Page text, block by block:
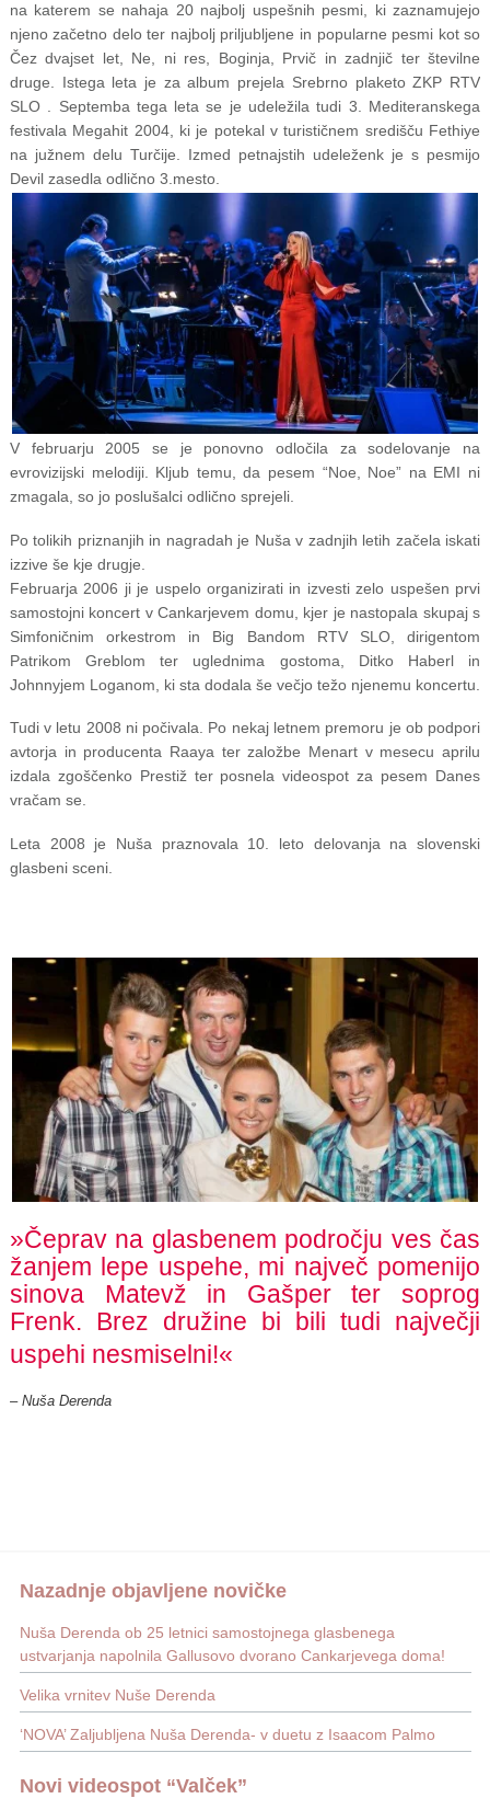
na katerem se nahaja 20 najbolj uspešnih pesmi, ki zaznamujejo
njeno začetno delo ter najbolj priljubljene in popularne pesmi kot so
Čez dvajset let, Ne, ni res, Boginja, Prvič in zadnjič ter številne
druge. Istega leta je za album prejela Srebrno plaketo ZKP RTV
SLO . Septemba tega leta se je udeležila tudi 3. Mediteranskega
festivala Megahit 2004, ki je potekal v turističnem središču Fethiye
na južnem delu Turčije. Izmed petnajstih udeleženk je s pesmijo
Devil zasedla odlično 3.mesto.
V februarju 2005 se je ponovno odločila za sodelovanje na
evrovizijski melodiji. Kljub temu, da pesem “Noe, Noe” na EMI ni
zmagala, so jo poslušalci odlično sprejeli.
Po tolikih priznanjih in nagradah je Nuša v zadnjih letih začela iskati
izzive še kje drugje.
Februarja 2006 ji je uspelo organizirati in izvesti zelo uspešen prvi
samostojni koncert v Cankarjevem domu, kjer je nastopala skupaj s
Simfoničnim orkestrom in Big Bandom RTV SLO, dirigentom
Patrikom Greblom ter uglednima gostoma, Ditko Haberl in
Johnnyjem Loganom, ki sta dodala še večjo težo njenemu koncertu.
Tudi v letu 2008 ni počivala. Po nekaj letnem premoru je ob podpori
avtorja in producenta Raaya ter založbe Menart v mesecu aprilu
izdala zgoščenko Prestiž ter posnela videospot za pesem Danes
vračam se.
Leta 2008 je Nuša praznovala 10. leto delovanja na slovenski
glasbeni sceni.
»Čeprav na glasbenem področju ves čas
žanjem lepe uspehe, mi največ pomenijo
sinova Matevž in Gašper ter soprog
Frenk. Brez družine bi bili tudi največji
uspehi nesmiselni!«
– Nuša Derenda
Nazadnje objavljene novičke
Nuša Derenda ob 25 letnici samostojnega glasbenega
ustvarjanja napolnila Gallusovo dvorano Cankarjevega doma!
Velika vrnitev Nuše Derenda
‘NOVA’ Zaljubljena Nuša Derenda- v duetu z Isaacom Palmo
Novi videospot “Valček”